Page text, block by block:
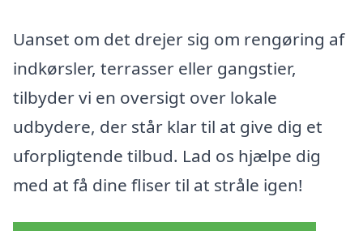
Uanset om det drejer sig om rengøring af
indkørsler, terrasser eller gangstier,
tilbyder vi en oversigt over lokale
udbydere, der står klar til at give dig et
uforpligtende tilbud. Lad os hjælpe dig
med at få dine fliser til at stråle igen!